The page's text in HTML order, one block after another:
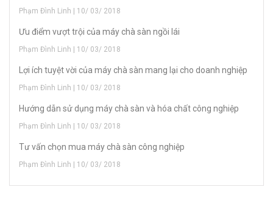
Phạm Đình Linh | 10/ 03/ 2018
Ưu điểm vượt trội của máy chà sàn ngồi lái
Phạm Đình Linh | 10/ 03/ 2018
Lợi ích tuyệt vời của máy chà sàn mang lại cho doanh nghiệp
Phạm Đình Linh | 10/ 03/ 2018
Hướng dẫn sử dụng máy chà sàn và hóa chất công nghiệp
Phạm Đình Linh | 10/ 03/ 2018
Tư vấn chọn mua máy chà sàn công nghiệp
Phạm Đình Linh | 10/ 03/ 2018